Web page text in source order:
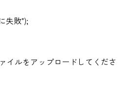
失敗");
イルをアップロードしてくださ